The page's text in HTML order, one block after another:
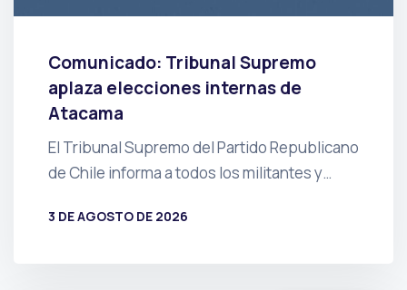
Comunicado: Tribunal Supremo
aplaza elecciones internas de
Atacama
El Tribunal Supremo del Partido Republicano
de Chile informa a todos los militantes y…
3 DE AGOSTO DE 2026